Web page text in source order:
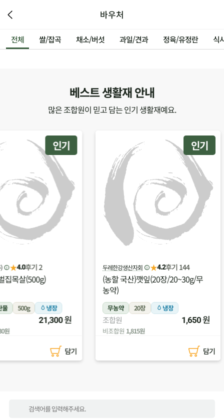
바우처
전체 쌀/잡곡 채소/버섯 과일/견과 정육/유정란 식
베스트 생활재 안내
많은 조합원이 믿고 담는 인기 생활재예요.
냉장
★4.2후기 144
(농할 국산)깻잎(20장/20~30g/무
냉장
조합원
(농할 국
냉장
조합원